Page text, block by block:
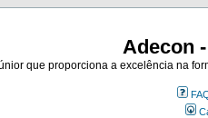
Adecon
que proporciona a excelência na